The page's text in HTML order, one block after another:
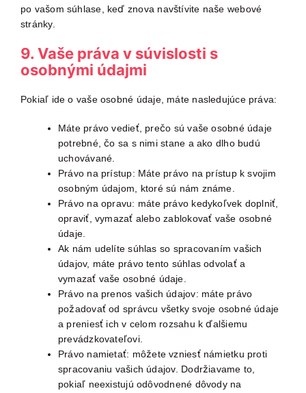
po vašom súhlase, keď znova navštívite naše webové
stránky.
9. Vaše práva v súvislosti s
osobnými údajmi
Pokiaľ ide o vaše osobné údaje, máte nasledujúce práva:
Máte právo vedieť, prečo sú vaše osobné údaje
potrebné, čo sa s nimi stane a ako dlho budú
uchovávané.
Právo na prístup: Máte právo na prístup k svojim
osobným údajom, ktoré sú nám známe.
Právo na opravu: máte právo kedykoľvek doplniť,
opraviť, vymazať alebo zablokovať vaše osobné
údaje.
Ak nám udelíte súhlas so spracovaním vašich
údajov, máte právo tento súhlas odvolať a
vymazať vaše osobné údaje.
Právo na prenos vašich údajov: máte právo
požadovať od správcu všetky svoje osobné údaje
a preniesť ich v celom rozsahu k ďalšiemu
prevádzkovateľovi.
Právo namietať: môžete vzniesť námietku proti
spracovaniu vašich údajov. Dodržiavame to,
pokiaľ neexistujú odôvodnené dôvody na